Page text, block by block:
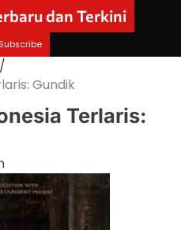
dan Terkini
Subscribe
Gundik
Terlaris: